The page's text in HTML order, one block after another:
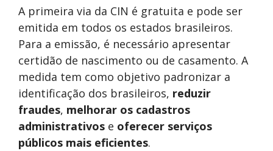
A primeira via da CIN é gratuita e pode ser
emitida em todos os estados brasileiros.
Para a emissão, é necessário apresentar
certidão de nascimento ou de casamento. A
medida tem como objetivo padronizar a
identificação dos brasileiros, reduzir
fraudes, melhorar os cadastros
administrativos e oferecer serviços
públicos mais eficientes.